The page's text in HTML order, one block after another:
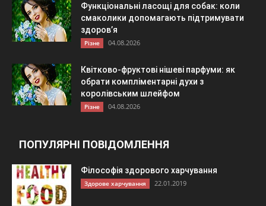
Функціональні ласощі для собак: коли
смаколики допомагають підтримувати
здоров’я
Різне 04.08.2026
Квітково-фруктові нішеві парфуми: як
обрати компліментарні духи з
королівським шлейфом
Різне 04.08.2026
ПОПУЛЯРНІ ПОВІДОМЛЕННЯ
Філософія здорового харчування
Здорове харчування 22.01.2019